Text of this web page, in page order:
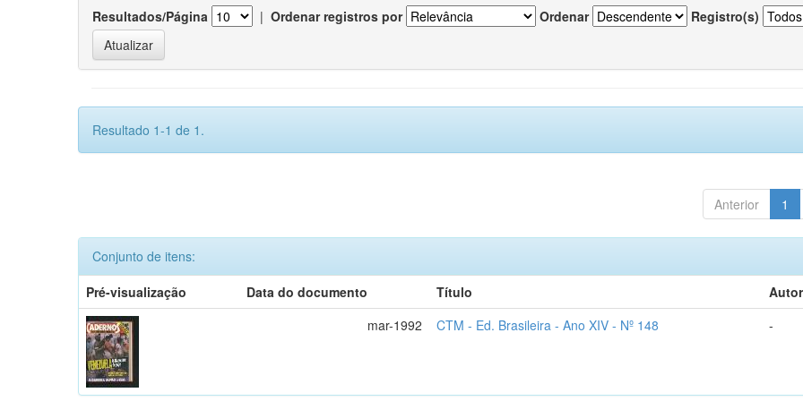
Resultados/Página | Ordenar registros por Ordenar Registro(s)
Resultado 1-1 de 1.
Anterior 1
Conjunto de itens:
Pré-visualização
Data do documento Título
mar-1992
CTM - Ed. Brasileira - Ano XIV - Nº 148 -